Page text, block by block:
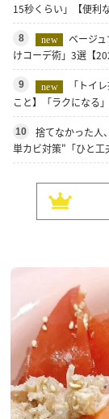
15秒くらい」【便利
8 new
ベージ
けコーデ術」3選【
9 new
「トイ
こと】「ラクになる
10
捨てなかった人
単カビ対策"「ひと工